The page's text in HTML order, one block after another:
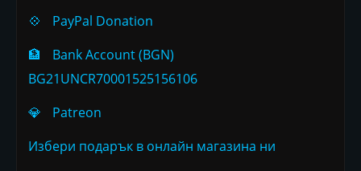
💠
PayPal Donation
🏦
Bank Account (BGN)
BG21UNCR70001525156106
💎
Patreon
Избери подарък в онлайн магазина ни